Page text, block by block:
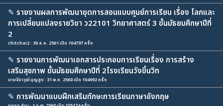
✎ รายงานผลการพัฒนาชุดการสอนแบบศูนย์การเรียน เรื่อง โลกและ
การเปลี่ยนแปลงรายวิชา ว22101 วิทยาศาสตร์ 3 ชั้นมัธยมศึกษาปีที่
2
chitchai2 : 30 ส.ค. 2561 เปิด 104797 ครั้ง
✎ รายงานการพัฒนาเอกสารประกอบการเรียนเรื่อง การสร้าง
เสริมสุขภาพ ชั้นมัธยมศึกษาปีที่ 2โรงเรียนวังชิ้นวิท
นายจีราวุฒิ บุญสูง : 31 พ.ค. 2560 เปิด 104992 ครั้ง
✎ การพัฒนาแบบฝึกเสริมทักษะการเรียนภาษาอังกฤษ